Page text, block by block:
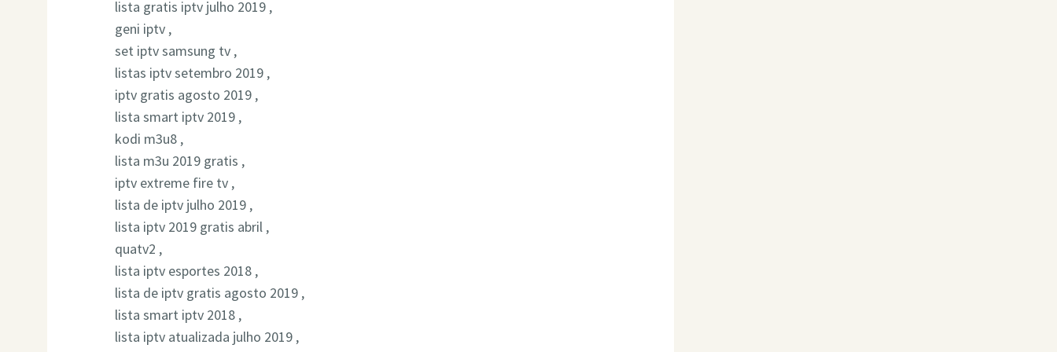
lista gratis iptv julho 2019 ,
geni iptv ,
set iptv samsung tv ,
listas iptv setembro 2019 ,
iptv gratis agosto 2019 ,
lista smart iptv 2019 ,
kodi m3u8 ,
lista m3u 2019 gratis ,
iptv extreme fire tv ,
lista de iptv julho 2019 ,
lista iptv 2019 gratis abril ,
quatv2 ,
lista iptv esportes 2018 ,
lista de iptv gratis agosto 2019 ,
lista smart iptv 2018 ,
lista iptv atualizada julho 2019 ,